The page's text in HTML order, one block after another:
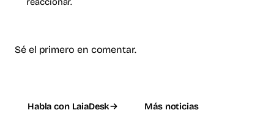
Sé el primero en comentar.
Habla con LaiaDesk Más noticias